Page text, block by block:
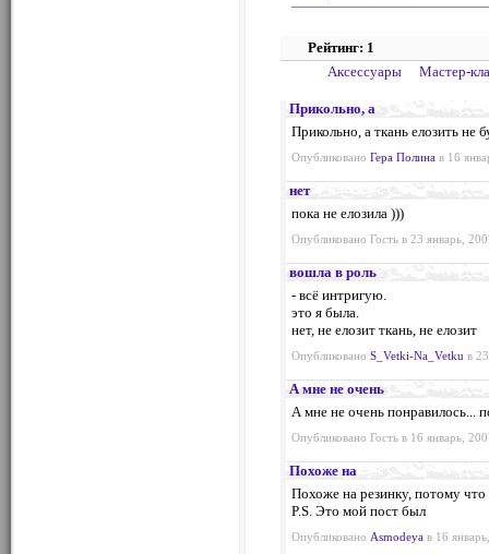
Рейтинг: 1
Аксессуары
Мастер-
Прикольно, а
Прикольно, а ткань елозить не
Опубликовано Гера Полина в 16
нет
пока не елозила )))
Опубликовано Гость в 23 январь,
вошла в роль
- всё интригую.
это я была.
нет, не елозит ткань, не елозит
Опубликовано S_Vetki-Na_Vetku в
А мне не очень
А мне не очень понравилось...
Опубликовано Гость в 16 январь,
Похоже на
Похоже на резинку, потому что
P.S. Это мой пост был
Опубликовано Asmodeya в 16